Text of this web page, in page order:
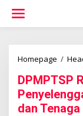
w
Homepage /
DPMPTSP
dan